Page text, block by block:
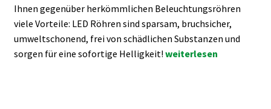
Ihnen gegenüber herkömmlichen Beleuchtungsröhren
viele Vorteile: LED Röhren sind sparsam, bruchsicher,
umweltschonend, frei von schädlichen Substanzen und
sorgen für eine sofortige Helligkeit! Vorteile
weiterlesen